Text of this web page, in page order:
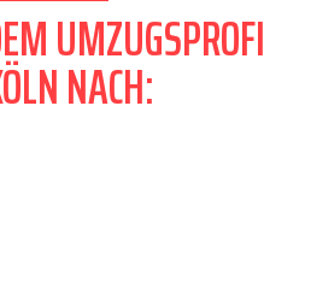
UMZUGSPROFI
NACH: